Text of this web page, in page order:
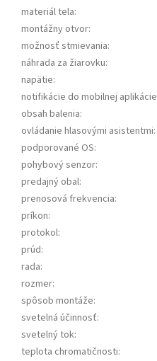
materiál tela:
montážny otvor:
možnosť stmievania:
náhrada za žiarovku:
napätie:
notifikácie do mobilnej aplikácie
obsah balenia:
ovládanie hlasovými asistentmi:
podporované OS:
pohybový senzor:
predajný obal:
prenosová frekvencia:
príkon:
protokol:
prúd:
rada:
rozmer:
spôsob montáže:
svetelná účinnosť:
svetelný tok:
teplota chromatičnosti: